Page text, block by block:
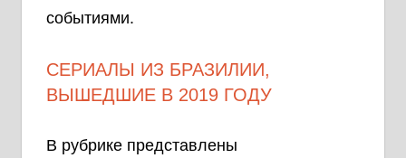
событиями.
СЕРИАЛЫ ИЗ БРАЗИЛИИ,
ВЫШЕДШИЕ В 2019 ГОДУ
В рубрике представлены